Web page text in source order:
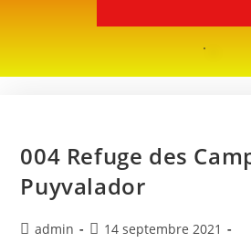
004 Refuge des
Puyvalador
admin
14 septembre 2021